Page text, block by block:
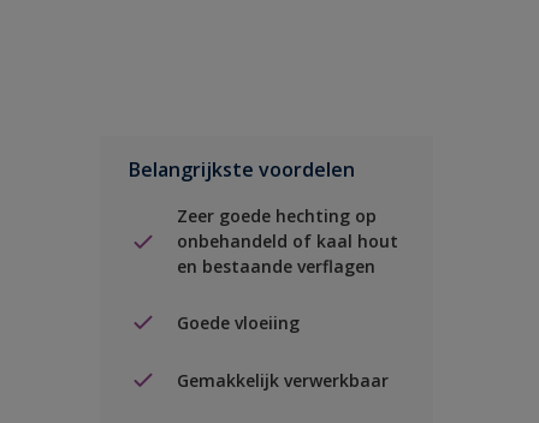
Belangrijkste voordelen
Zeer goede hechting op
onbehandeld of kaal hout
en bestaande verflagen
Goede vloeiing
Gemakkelijk verwerkbaar